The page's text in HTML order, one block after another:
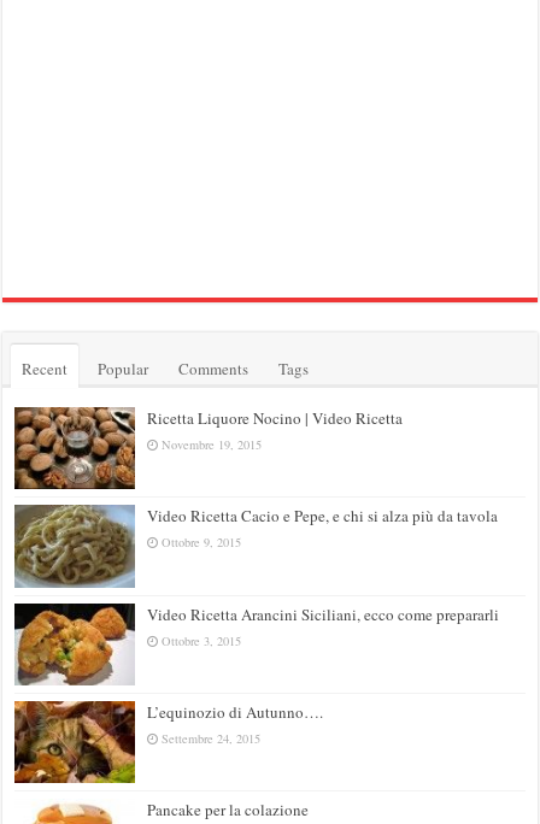
Recent Popular Comments Tags
Ricetta Liquore Nocino | Video Ricetta
Novembre 19, 2015
Video Ricetta Cacio e Pepe, e chi si alza più da tavola
Ottobre 9, 2015
Video Ricetta Arancini Siciliani, ecco come prepararli
Ottobre 3, 2015
L’equinozio di Autunno….
Settembre 24, 2015
Pancake per la colazione